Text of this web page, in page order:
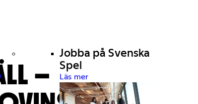
Jobba på Svenska
Spel
Läs mer
–